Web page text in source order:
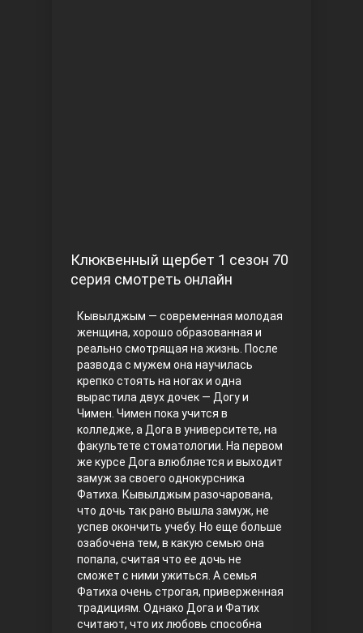
Правосyдие
Любовь напрокат
Клюквенный щербет 1 сезон 70
серия смотреть онлайн
Кывылджым — современная молодая
женщина, хорошо образованная и
реально смотрящая на жизнь. После
развода с мужем она научилась
крепко стоять на ногах и одна
вырастила двух дочек — Догу и
Чимен. Чимен пока учится в
колледже, а Дога в университете, на
факультете стоматологии. На первом
же курсе Дога влюбляется и выходит
замуж за своего однокурсника
Фатиха. Кывылджым разочарована,
что дочь так рано вышла замуж, не
успев окончить учебу. Но еще больше
озабочена тем, в какую семью она
попала, считая что ее дочь не
сможет с ними ужиться. А семья
Фатиха очень строгая, приверженная
традициям. Однако Дога и Фатих
считают, что их любовь способна